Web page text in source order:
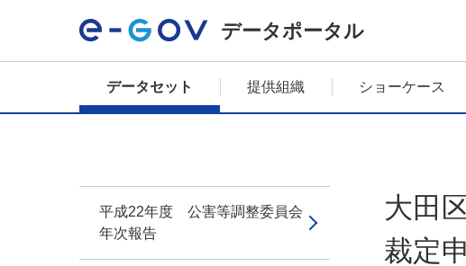
データポータル
データセット 提供組織 ショーケース
平成22年度 公害等調整委員会
年次報告
大田
裁定